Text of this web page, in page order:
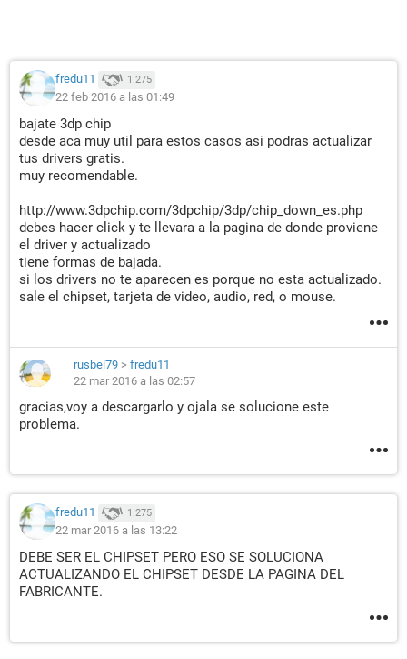
fredu11 1.275
22 feb 2016 a las 01:49
bajate 3dp chip
desde aca muy util para estos casos asi podras actualizar
tus drivers gratis.
muy recomendable.
http://www.3dpchip.com/3dpchip/3dp/chip_down_es.php
debes hacer click y te llevara a la pagina de donde proviene
el driver y actualizado
tiene formas de bajada.
si los drivers no te aparecen es porque no esta actualizado.
sale el chipset, tarjeta de video, audio, red, o mouse.
rusbel79 > fredu11
22 mar 2016 a las 02:57
gracias,voy a descargarlo y ojala se solucione este
problema.
fredu11 1.275
22 mar 2016 a las 13:22
DEBE SER EL CHIPSET PERO ESO SE SOLUCIONA
ACTUALIZANDO EL CHIPSET DESDE LA PAGINA DEL
FABRICANTE.